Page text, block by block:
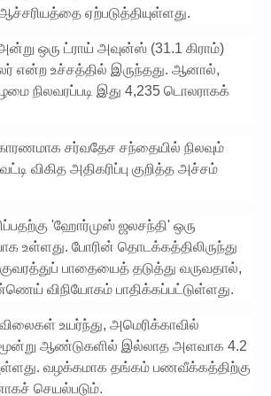
ஏற்படுத்தியுள்ளது.
ஒரு ட்ராய் அவுன்ஸ் (31.1 கிராம்)
என்ற உச்சத்தில் இருந்தது. ஆனால்,
நிலவரப்படி இது 4,235 டொலராகக்
சர்வதேச சந்தையில் நிலவும்
விகித அதிகரிப்பு குறித்த அச்சம்
'ஹோர்முஸ் ஜலசந்தி' ஒரு
உள்ளது. போரின் தொடக்கத்திலிருந்து
பாதையைத் தடுத்து வருவதால்,
விநியோகம் பாதிக்கப்பட்டுள்ளது.
உயர்ந்து, அமெரிக்காவில்
ஆண்டுகளில் இல்லாத அளவாக 4.2
வழக்கமாக தங்கம் பணவீக்கத்திற்கு
செயல்படும்.